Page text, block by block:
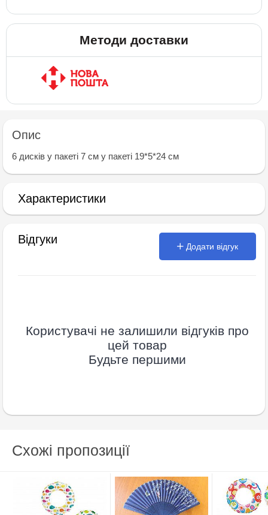
Методи доставки
Опис
6 дисків у пакеті 7 см у пакеті 19*5*24 см
Характеристики
Відгуки
Додати відгук
Користувачі не залишили відгуків про
цей товар
Будьте першими
Схожі пропозиції